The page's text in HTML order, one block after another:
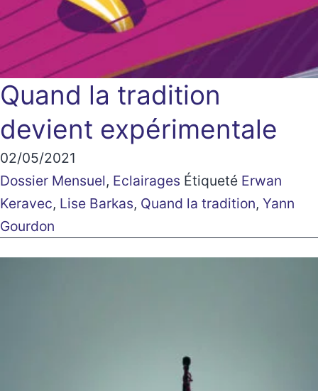
Quand la tradition
devient expérimentale
02/05/2021
Dossier Mensuel, Eclairages Étiqueté Erwan
Keravec, Lise Barkas, Quand la tradition, Yann
Gourdon